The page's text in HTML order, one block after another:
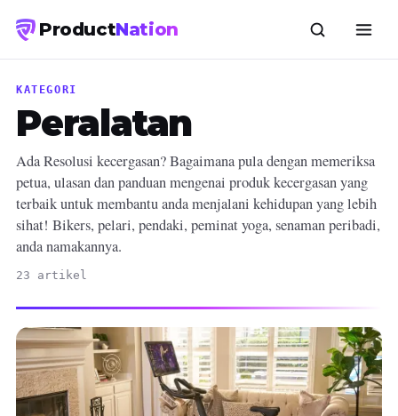
ProductNation
KATEGORI
Peralatan
Ada Resolusi kecergasan? Bagaimana pula dengan memeriksa
petua, ulasan dan panduan mengenai produk kecergasan yang
terbaik untuk membantu anda menjalani kehidupan yang lebih
sihat! Bikers, pelari, pendaki, peminat yoga, senaman peribadi,
anda namakannya.
23 artikel